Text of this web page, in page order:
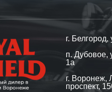
г.
п. Дубовое,
1а
г. Воронеж,
проспект,